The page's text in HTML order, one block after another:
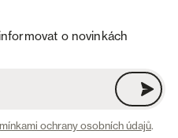
o novinkách
ochrany osobních údajů.